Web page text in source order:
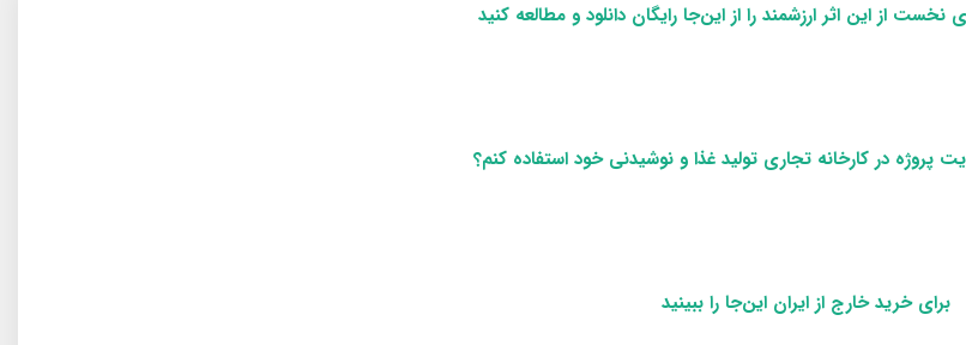
پروژه در کارخانه تجاری تولید غذا و نوشیدنی خود استفاده کنم؟
برای خرید خارج از ایران این‌جا را ببینید